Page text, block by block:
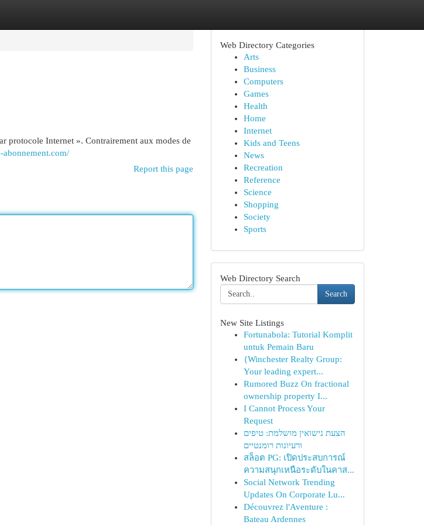
protocole Internet ». Contrairement aux modes de
abonnement.com/
Report this page
Web Directory Categories
Arts
Business
Computers
Games
Health
Home
Internet
Kids and Teens
News
Recreation
Reference
Science
Shopping
Society
Sports
Web Directory Search
Search
New Site Listings
Fortunabola: Tutorial Komplit
untuk Pemain Baru
{Winchester Realty Group:
Your leading expert...
Rumored Buzz On fractional
ownership property I...
I Cannot Process Your
Request
הצעת נישואין מושלמת: טיפים
ורעיונות רומנטיים
สล็อต PG: เปิดประสบการณ์
ความสนุกเหนือระดับในคาส...
Social Network Trending
Updates On Corporate Lu...
Découvrez l'Aventure :
Bateau Ardennes